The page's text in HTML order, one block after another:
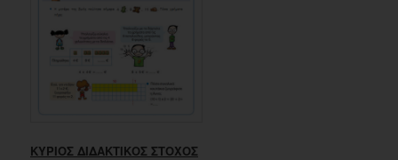
ΚΥΡΙΟΣ ΔΙΔΑΚΤΙΚΟΣ ΣΤΟΧΟΣ